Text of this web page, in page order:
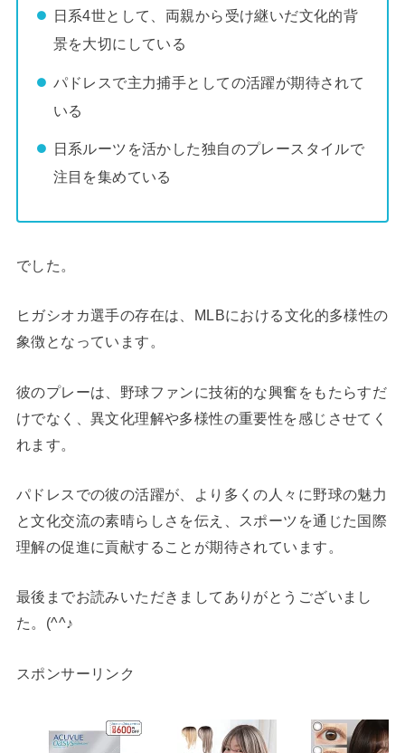
日系4世として、両親から受け継いだ文化的背
景を大切にしている
パドレスで主力捕手としての活躍が期待されて
いる
日系ルーツを活かした独自のプレースタイルで
注目を集めている
でした。
ヒガシオカ選手の存在は、MLBにおける文化的多様性の
象徴となっています。
彼のプレーは、野球ファンに技術的な興奮をもたらすだ
けでなく、異文化理解や多様性の重要性を感じさせてく
れます。
パドレスでの彼の活躍が、より多くの人々に野球の魅力
と文化交流の素晴らしさを伝え、スポーツを通じた国際
理解の促進に貢献することが期待されています。
最後までお読みいただきましてありがとうございまし
た。(^^♪
スポンサーリンク